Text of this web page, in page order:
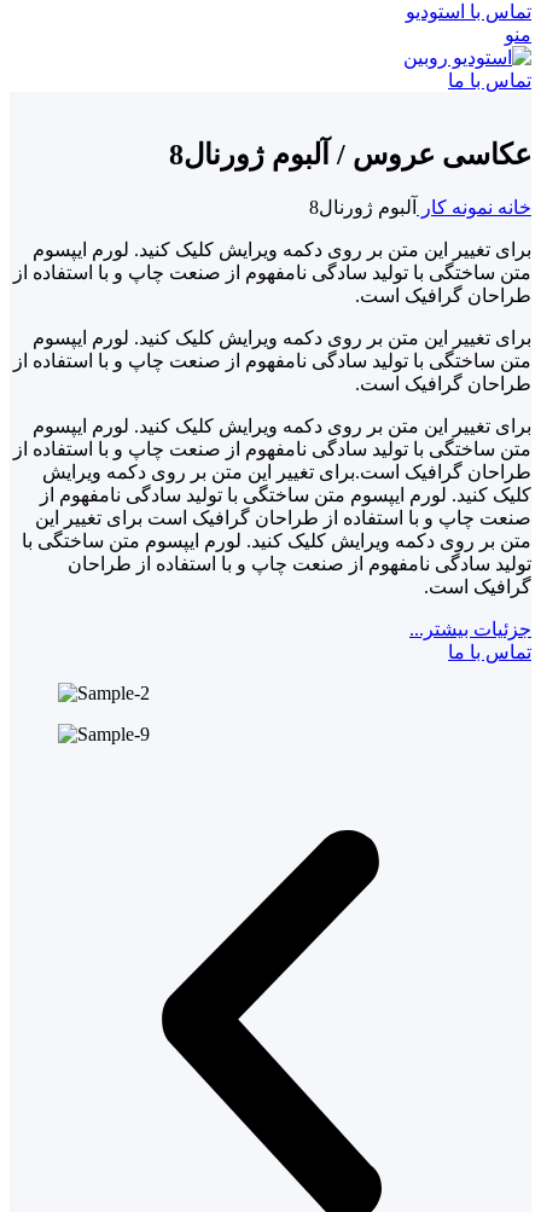
تماس با استودیو
منو
تماس با ما
عکاسی عروس / آلبوم ژورنال8
خانه نمونه کار آلبوم ژورنال8
برای تغییر این متن بر روی دکمه ویرایش کلیک کنید. لورم ایپسوم
متن ساختگی با تولید سادگی نامفهوم از صنعت چاپ و با استفاده از
طراحان گرافیک است.
برای تغییر این متن بر روی دکمه ویرایش کلیک کنید. لورم ایپسوم
متن ساختگی با تولید سادگی نامفهوم از صنعت چاپ و با استفاده از
طراحان گرافیک است.
برای تغییر این متن بر روی دکمه ویرایش کلیک کنید. لورم ایپسوم
متن ساختگی با تولید سادگی نامفهوم از صنعت چاپ و با استفاده از
طراحان گرافیک است.برای تغییر این متن بر روی دکمه ویرایش
کلیک کنید. لورم ایپسوم متن ساختگی با تولید سادگی نامفهوم از
صنعت چاپ و با استفاده از طراحان گرافیک است برای تغییر این
متن بر روی دکمه ویرایش کلیک کنید. لورم ایپسوم متن ساختگی با
تولید سادگی نامفهوم از صنعت چاپ و با استفاده از طراحان
گرافیک است.
جزئیات بیشتر...
تماس با ما